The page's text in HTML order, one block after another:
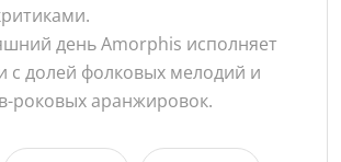
день Amorphis исполняет
с долей фолковых мелодий и
роковых аранжировок.